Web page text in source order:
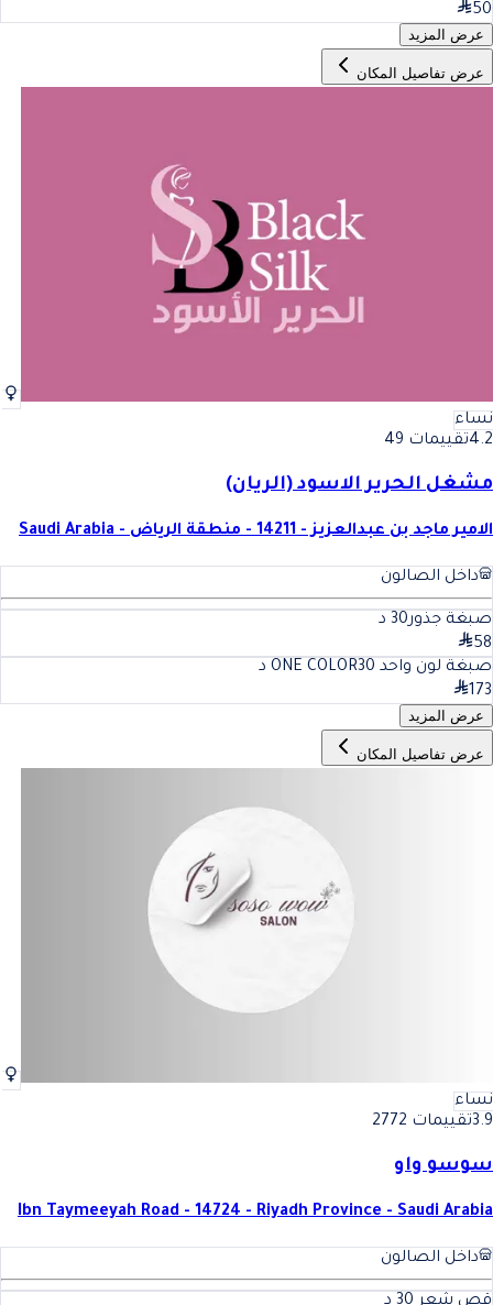
50
عرض المزيد
عرض تفاصيل المكان
نساء
4.2تقييمات 49
مشغل الحرير الاسود (الريان)
الامير ماجد بن عبدالعزيز - 14211 - منطقة الرياض - Saudi Arabia
داخل الصالون
صبغة جذور30 د
58
صبغة لون واحد ONE COLOR 30
د
173
عرض المزيد
عرض تفاصيل المكان
نساء
3.9تقييمات 2772
سوسو واو
Ibn Taymeeyah Road - 14724 - Riyadh Province - Saudi Arabia
داخل الصالون